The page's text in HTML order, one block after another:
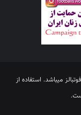
میباشد. استفاده از